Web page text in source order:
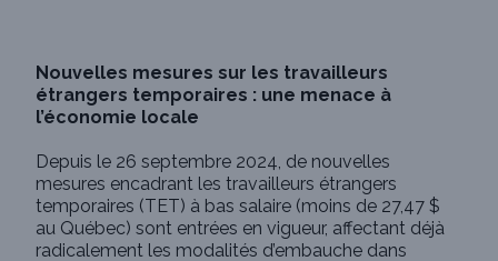
Nouvelles mesures sur les travailleurs
étrangers temporaires : une menace à
l’économie locale
Depuis le 26 septembre 2024, de nouvelles
mesures encadrant les travailleurs étrangers
temporaires (TET) à bas salaire (moins de 27,47 $
au Québec) sont entrées en vigueur, affectant déjà
radicalement les modalités d’embauche dans